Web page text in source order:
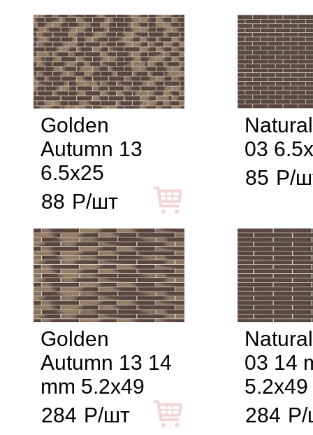
Golden
Autumn 13
6.5x25
88 Р/шт
03
85 Р/
Golden
Autumn 13 14
mm 5.2x49
284 Р/шт
03 14
5.2x49
284 Р/